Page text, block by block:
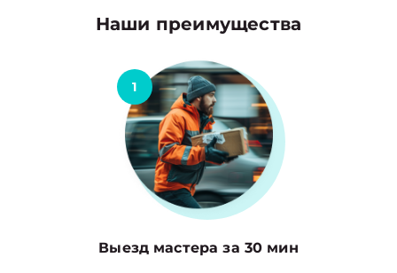
Наши преимущества
1
Выезд мастера за 30 мин